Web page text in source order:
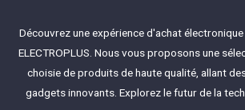
Découvrez une expérience d'achat
ELECTROPLUS. Nous vous proposons une
choisie de produits de haute qualité, allant
gadgets innovants. Explorez le futur de la